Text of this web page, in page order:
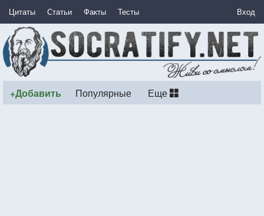
Цитаты Статьи Факты Тесты Вход
+Добавить Популярные Еще